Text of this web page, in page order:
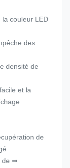
couleur LED
des
densité de
et la
de
de ⇒